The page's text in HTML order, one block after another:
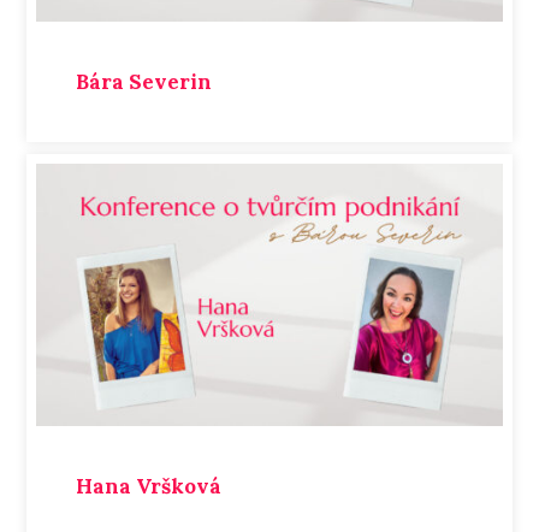
Bára Severin
Hana Vršková